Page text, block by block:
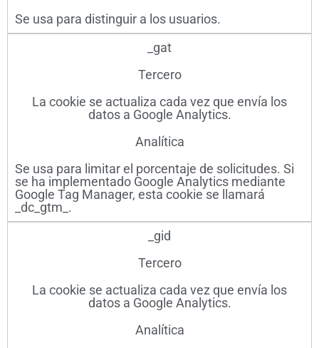
Se usa para distinguir a los usuarios.
_gat
Tercero
La cookie se actualiza cada vez que envía los
datos a Google Analytics.
Analítica
Se usa para limitar el porcentaje de solicitudes. Si
se ha implementado Google Analytics mediante
Google Tag Manager, esta cookie se llamará
_dc_gtm_ .
_gid
Tercero
La cookie se actualiza cada vez que envía los
datos a Google Analytics.
Analítica